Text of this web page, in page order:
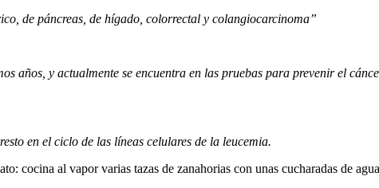
de páncreas, de hígado, colorrectal y colangiocarcinoma”
años, y actualmente se encuentra en las pruebas para prevenir el
en el ciclo de las líneas celulares de la leucemia.
cocina al vapor varias tazas de zanahorias con unas cucharadas de